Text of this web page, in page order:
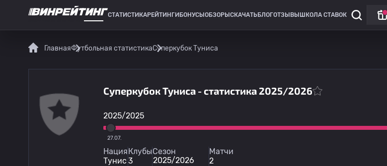
СТАТИСТИКАРЕЙТИНГИ БОНУСЫ ОБЗОРЫ СКАЧАТЬ БЛОГОТЗЫВЫ ШКОЛА СТАВОК
ГлавнаяФутбольная статистикаСуперкубок Туниса
Суперкубок Туниса - статистика 2025/2026
2025/2025
27.07.
Нация
Тунис
Клубы
3
Сезон
2025/2026
Матчи
2
Бешикташ